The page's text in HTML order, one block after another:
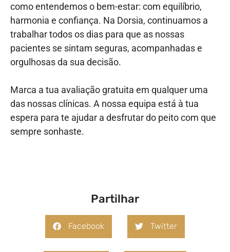
como entendemos o bem-estar: com equilíbrio,
harmonia e confiança. Na Dorsia, continuamos a
trabalhar todos os dias para que as nossas
pacientes se sintam seguras, acompanhadas e
orgulhosas da sua decisão.
Marca a tua avaliação gratuita em qualquer uma
das nossas clínicas. A nossa equipa está à tua
espera para te ajudar a desfrutar do peito com que
sempre sonhaste.
Partilhar
Facebook Twitter